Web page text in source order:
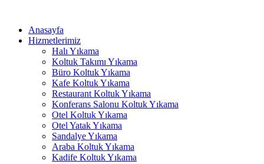
Anasayfa
Hizmetlerimiz
Halı Yıkama
Koltuk Takımı Yıkama
Büro Koltuk Yıkama
Kafe Koltuk Yıkama
Restaurant Koltuk Yıkama
Konferans Salonu Koltuk Yıkama
Otel Koltuk Yıkama
Otel Yatak Yıkama
Sandalye Yıkama
Araba Koltuk Yıkama
Kadife Koltuk Yıkama